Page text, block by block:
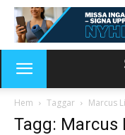
Hem Taggar Marcus
Tagg: Marcus